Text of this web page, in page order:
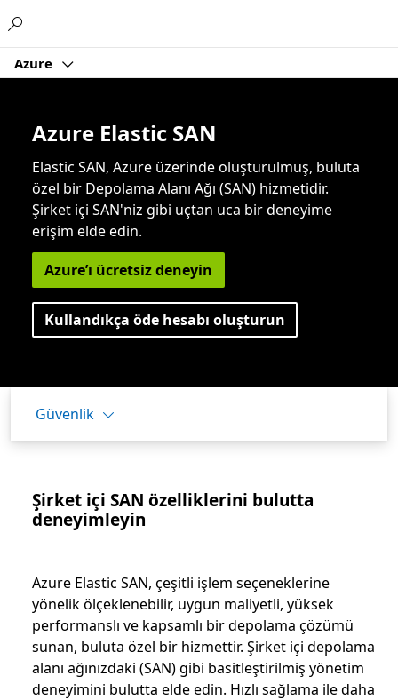
Azure
Azure Elastic SAN
Elastic SAN, Azure üzerinde oluşturulmuş, buluta
özel bir Depolama Alanı Ağı (SAN) hizmetidir.
Şirket içi SAN'niz gibi uçtan uca bir deneyime
erişim elde edin.
Azure’ı ücretsiz deneyin
Kullandıkça öde hesabı oluşturun
Güvenlik
Şirket içi SAN özelliklerini bulutta
deneyimleyin
Azure Elastic SAN, çeşitli işlem seçeneklerine
yönelik ölçeklenebilir, uygun maliyetli, yüksek
performanslı ve kapsamlı bir depolama çözümü
sunan, buluta özel bir hizmettir. Şirket içi depolama
alanı ağınızdaki (SAN) gibi basitleştirilmiş yönetim
deneyimini bulutta elde edin. Hızlı sağlama ile daha